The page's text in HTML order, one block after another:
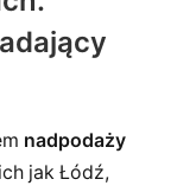
nadpodaży
jak Łódź,